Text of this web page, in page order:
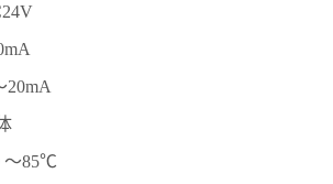
20mA
～85℃